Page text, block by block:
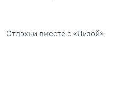
Отдохни вместе с «Лизой»